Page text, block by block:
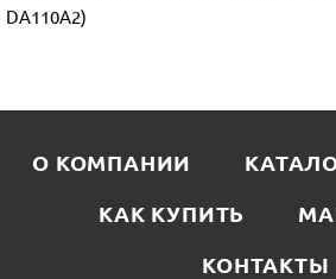
DA110A2)
О КОМПАНИИ
КАК КУПИТЬ
КОНТАКТЫ